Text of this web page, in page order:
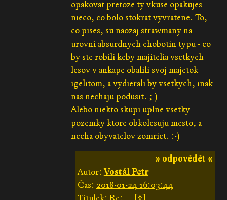
opakovat pretoze ty vkuse opakujes
nieco, co bolo stokrat vyvratene. To,
co pises, su naozaj strawmany na
urovni absurdnych chobotin typu - co
by ste robili keby majitelia vsetkych
lesov v ankape obalili svoj majetok
igelitom, a vydierali by vsetkych, inak
nas nechaju podusit. ;-)
Alebo niekto skupi uplne vsetky
pozemky ktore obkolesuju mesto, a
necha obyvatelov zomriet. :-)
» odpovědět «
Autor:Vostál Petr
Čas: 2018-01-24 16:03:44